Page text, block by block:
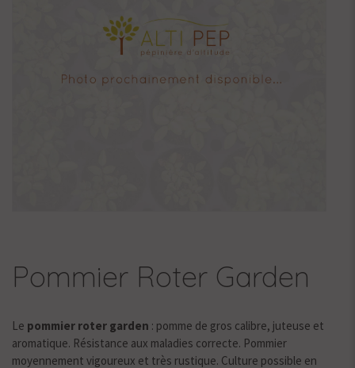
Pommier Roter Garden
Le pommier roter garden : pomme de gros calibre, juteuse et
aromatique. Résistance aux maladies correcte. Pommier
moyennement vigoureux et très rustique. Culture possible en